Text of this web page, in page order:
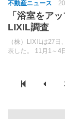
不動産ニュース
「浴室をア
LIXIL調査
（株）LIXILは27
表した。 11月1～4